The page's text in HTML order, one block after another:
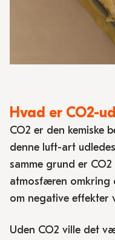
Hvad er CO2-
CO2 er den kemiske
denne luft-art
samme grund er
atmosfæren omkring
om negative effekter
Uden CO2 ville det